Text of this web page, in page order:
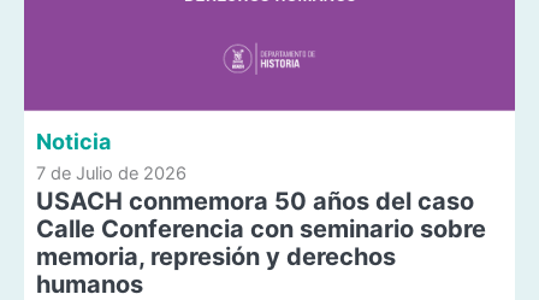
Noticia
7 de Julio de 2026
USACH conmemora 50 años del caso
Calle Conferencia con seminario sobre
memoria, represión y derechos
humanos